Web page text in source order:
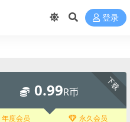
登录
下载
0.99R币
年度会员 永久会员